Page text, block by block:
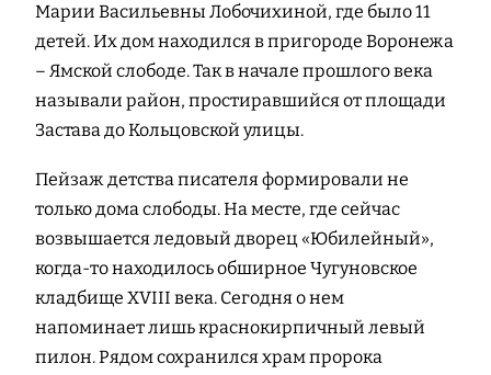
Марии Васильевны Лобочихиной, где было 11
детей. Их дом находился в пригороде Воронежа
– Ямской слободе. Так в начале прошлого века
называли район, простиравшийся от площади
Застава до Кольцовской улицы.
Пейзаж детства писателя формировали не
только дома слободы. На месте, где сейчас
возвышается ледовый дворец «Юбилейный»,
когда-то находилось обширное Чугуновское
кладбище XVIII века. Сегодня о нем
напоминает лишь краснокирпичный левый
пилон. Рядом сохранился храм пророка